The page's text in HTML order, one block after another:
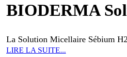
BIODERMA
La Solution Micellaire Sébium
LIRE LA SUITE...